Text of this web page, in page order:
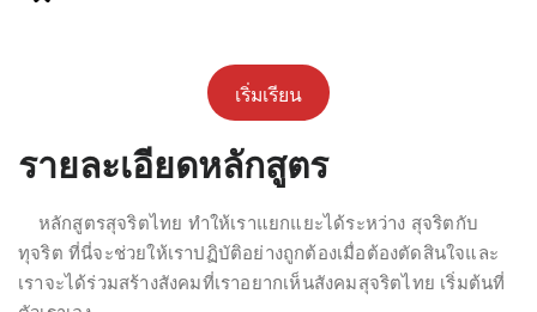
เริ่มเรียน
รายละเอียดหลักสูตร
หลักสูตรสุจริตไทย ทำให้เราแยกแยะได้ระหว่าง สุจริตกับ
ทุจริต ที่นี่จะช่วยให้เราปฏิบัติอย่างถูกต้องเมื่อต้องตัดสินใจและ
เราจะได้ร่วมสร้างสังคมที่เราอยากเห็นสังคมสุจริตไทย เริ่มต้นที่